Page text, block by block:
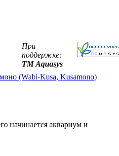
При
поддержке:
ТМ Aquasys
(Wabi-Kusa, Kusamono)
начинается аквариум и